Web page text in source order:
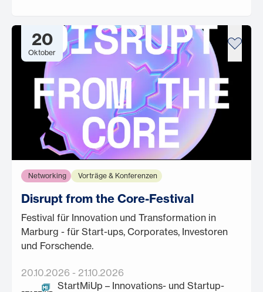
20
Oktober
Networking Vorträge & Konferenzen
Disrupt from the Core-Festival
Festival für Innovation und Transformation in
Marburg - für Start-ups, Corporates, Investoren
und Forschende.
20.10.2026 - 21.10.2026
StartMiUp – Innovations- und Startup-